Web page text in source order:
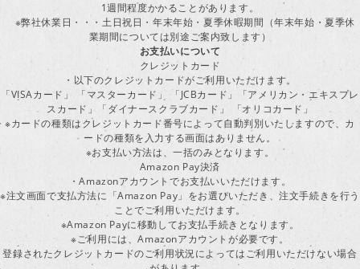
1週間程度かかることがあります。
※弊社休業日・・・土日祝日・年末年始・夏季休暇期間（年末年始・夏季休
業期間については別途ご案内致します）
お支払いについて
クレジットカード
・以下のクレジットカードがご利用いただけます。
「VISAカード」 「マスターカード」 「JCBカード」「アメリカン・エキスプレ
スカード」「ダイナースクラブカード」 「オリコカード」
※カードの種類はクレジットカード番号によって自動判別いたしますので、カ
ードの種類を入力する画面はありません。
※お支払い方法は、一括のみとなります。
Amazon Pay決済
・Amazonアカウントでお支払いいただけます。
※注文画面で支払方法に「Amazon Pay」をお選びいただき、注文手続きを行う
ことでご利用いただけます。
※Amazon Payに移動してお支払手続きとなります。
※ご利用には、Amazonアカウントが必要です。
登録されたクレジットカードのご利用状況によってはご利用いただけない場合